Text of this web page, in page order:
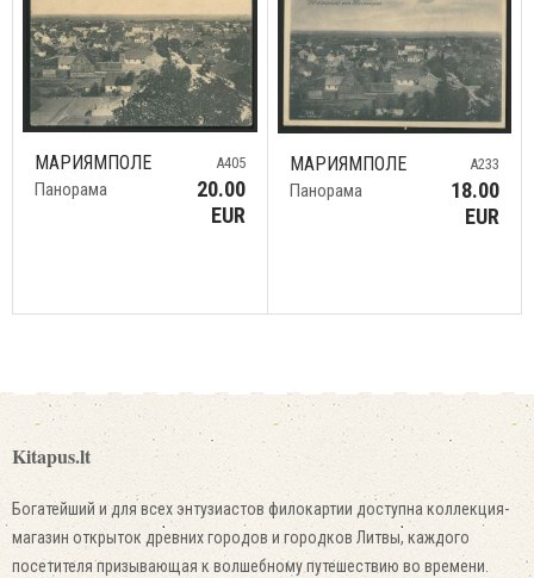
МАРИЯМПОЛЕ
Панорама
A405
20.00
EUR
МАРИЯМПОЛЕ
Панорама
A233
18.00
EUR
Kitapus.lt
Богатейший и для всех энтузиастов филокартии доступна коллекция-
магазин открыток древних городов и городков Литвы, каждого
посетителя призывающая к волшебному путешествию во времени.